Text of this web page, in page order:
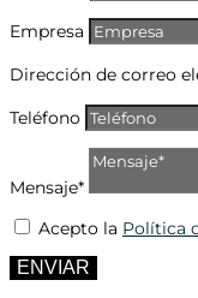
Empresa
Dirección de correo
Teléfono
Mensaje*
Acepto la Política
ENVIAR